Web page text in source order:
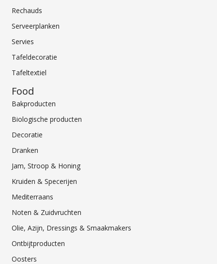
Rechauds
Serveerplanken
Servies
Tafeldecoratie
Tafeltextiel
Food
Bakproducten
Biologische producten
Decoratie
Dranken
Jam, Stroop & Honing
Kruiden & Specerijen
Mediterraans
Noten & Zuidvruchten
Olie, Azijn, Dressings & Smaakmakers
Ontbijtproducten
Oosters